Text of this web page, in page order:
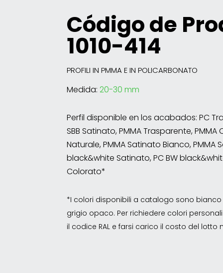
Código de
1010-414
PROFILI IN PMMA E IN POLICARBONATO
Medida:20-30 mm
Perfil disponible en los acabados: PC
SBB Satinato, PMMA Trasparente,
Naturale, PMMA Satinato Bianco, PMMA
black&white Satinato, PC BW
Colorato*
*I colori disponibili a catalogo sono
grigio opaco. Per richiedere colori
il codice RAL e farsi carico il costo del